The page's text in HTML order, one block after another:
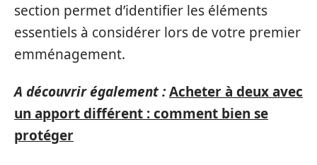
section permet d’identifier les éléments
essentiels à considérer lors de votre premier
emménagement.
A découvrir également :Acheter à deux avec
un apport différent : comment bien se
protéger